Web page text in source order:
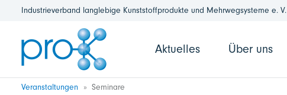
Industrieverband langlebige Kunststoffprodukte und Mehrwegsysteme e. V.
Aktuelles Über uns
Veranstaltungen Seminare